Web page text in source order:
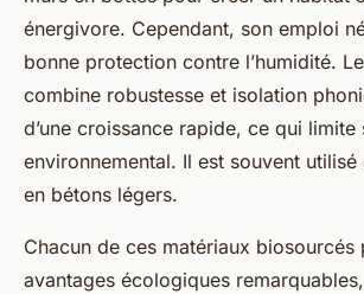
énergivore. Cependant, son emploi
bonne protection contre l’humidité.
combine robustesse et isolation
d’une croissance rapide, ce qui
environnemental. Il est souvent utilisé
en bétons légers.
Chacun de ces matériaux biosourcés
avantages écologiques